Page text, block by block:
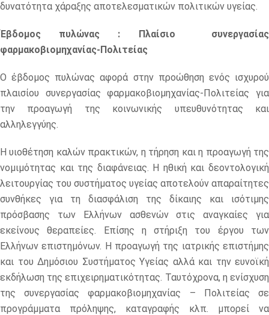
δυνατότητα χάραξης αποτελεσματικών πολιτικών υγείας.
Έβδομος πυλώνας : Πλαίσιο συνεργασίας
φαρμακοβιομηχανίας-Πολιτείας
Ο έβδομος πυλώνας αφορά στην προώθηση ενός ισχυρού
πλαισίου συνεργασίας φαρμακοβιομηχανίας-Πολιτείας για
την προαγωγή της κοινωνικής υπευθυνότητας και
αλληλεγγύης.
Η υιοθέτηση καλών πρακτικών, η τήρηση και η προαγωγή της
νομιμότητας και της διαφάνειας. Η ηθική και δεοντολογική
λειτουργίας του συστήματος υγείας αποτελούν απαραίτητες
συνθήκες για τη διασφάλιση της δίκαιης και ισότιμης
πρόσβασης των Ελλήνων ασθενών στις αναγκαίες για
εκείνους θεραπείες. Επίσης η στήριξη του έργου των
Ελλήνων επιστημόνων. Η προαγωγή της ιατρικής επιστήμης
και του Δημόσιου Συστήματος Υγείας αλλά και την ευνοϊκή
εκδήλωση της επιχειρηματικότητας. Ταυτόχρονα, η ενίσχυση
της συνεργασίας φαρμακοβιομηχανίας – Πολιτείας σε
προγράμματα πρόληψης, καταγραφής κλπ. μπορεί να